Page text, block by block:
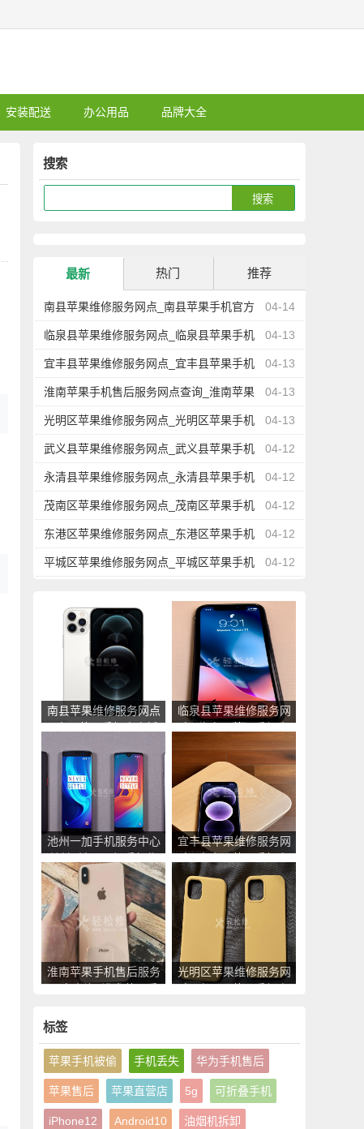
安装配送 办公用品 品牌大全
搜索
最新 热门 推荐
04-14
南县苹果维修服务网点_南县苹果手机官方
授权售后维修中心地址电话 04-13
临泉县苹果维修服务网点_临泉县苹果手机
官方授权售后维修中心地址电话 04-13
宜丰县苹果维修服务网点_宜丰县苹果手机
官方授权售后维修中心地址电话 04-13
淮南苹果手机售后服务网点查询_淮南苹果
手机授权维修中心地址电话 04-13
光明区苹果维修服务网点_光明区苹果手机
官方授权售后维修中心地址电话 04-12
武义县苹果维修服务网点_武义县苹果手机
官方授权售后维修中心地址电话 04-12
永清县苹果维修服务网点_永清县苹果手机
官方授权售后维修中心地址电话 04-12
茂南区苹果维修服务网点_茂南区苹果手机
官方授权售后维修中心地址电话 04-12
东港区苹果维修服务网点_东港区苹果手机
官方授权售后维修中心地址电话 04-12
平城区苹果维修服务网点_平城区苹果手机
南县苹果维修服务网点
_南县苹果手机官方授
临泉县苹果维修服务网
点_临泉县苹果手机官
方授权售后维修中心地
址电话
池州一加手机服务中心
地址_池州一加手机售
后维修点查询
宜丰县苹果维修服务网
点_宜丰县苹果手机官
方授权售后维修中心地
址电话
淮南苹果手机售后服务
网点查询_淮南苹果手
光明区苹果维修服务网
点_光明区苹果手机官
标签
苹果手机被偷 手机丢失 华为手机售后
苹果售后 苹果直营店 5g 可折叠手机
iPhone12 Android10 油烟机拆卸